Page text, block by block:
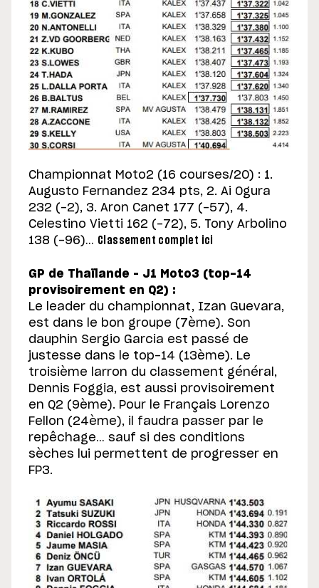
Championnat Moto2 (16 courses/20) : 1.
Augusto Fernandez 234 pts, 2. Ai Ogura
232 (-2), 3. Aron Canet 177 (-57), 4.
Celestino Vietti 162 (-72), 5. Tony Arbolino
138 (-96)… Classement complet ici
GP de Thaïlande – J1 Moto3 (top-14
provisoirement en Q2) :
Le leader du championnat, Izan Guevara,
est dans le bon groupe (7ème). Son
dauphin Sergio Garcia est passé de
justesse dans le top-14 (13ème). Le
troisième larron du classement général,
Dennis Foggia, est aussi provisoirement
en Q2 (9ème). Pour le Français Lorenzo
Fellon (24ème), il faudra passer par le
repêchage… sauf si des conditions
sèches lui permettent de progresser en
FP3.